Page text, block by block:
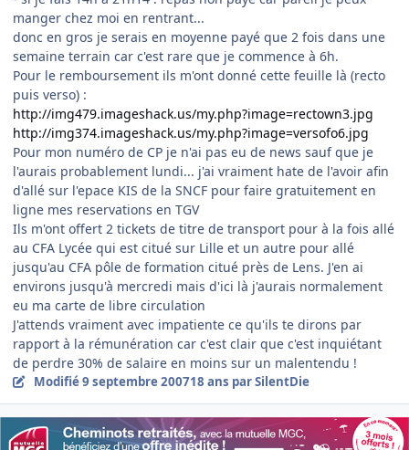
manger chez moi en rentrant...
donc en gros je serais en moyenne payé que 2 fois dans une
semaine terrain car c'est rare que je commence à 6h.
Pour le remboursement ils m'ont donné cette feuille là (recto
puis verso) :
http://img479.imageshack.us/my.php?image=rectown3.jpg
http://img374.imageshack.us/my.php?image=versofo6.jpg
Pour mon numéro de CP je n'ai pas eu de news sauf que je
l'aurais probablement lundi... j'ai vraiment hate de l'avoir afin
d'allé sur l'epace KIS de la SNCF pour faire gratuitement en
ligne mes reservations en TGV
Ils m'ont offert 2 tickets de titre de transport pour à la fois allé
au CFA Lycée qui est citué sur Lille et un autre pour allé
jusqu'au CFA pôle de formation citué près de Lens. J'en ai
environs jusqu'à mercredi mais d'ici là j'aurais normalement
eu ma carte de libre circulation
J'attends vraiment avec impatiente ce qu'ils te dirons par
rapport à la rémunération car c'est clair que c'est inquiétant
de perdre 30% de salaire en moins sur un malentendu !
Modifié9 septembre 200718 ans par SilentDie